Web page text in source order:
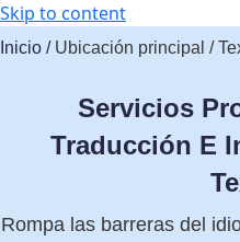
Skip to content
Inicio / Ubicación principal /
Servicios
Traducción E
Rompa las barreras del